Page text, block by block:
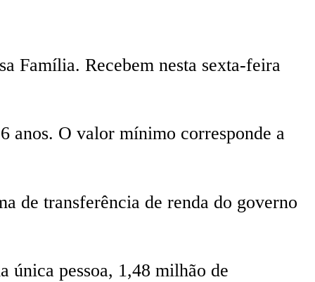
Família. Recebem nesta sexta-feira
anos. O valor mínimo corresponde a
de transferência de renda do governo
única pessoa, 1,48 milhão de